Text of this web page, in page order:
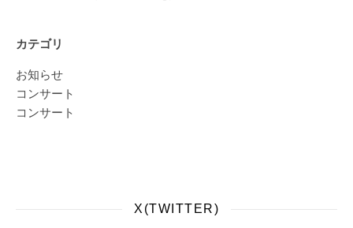
カテゴリ
お知らせ
コンサート
コンサート
X(TWITTER)